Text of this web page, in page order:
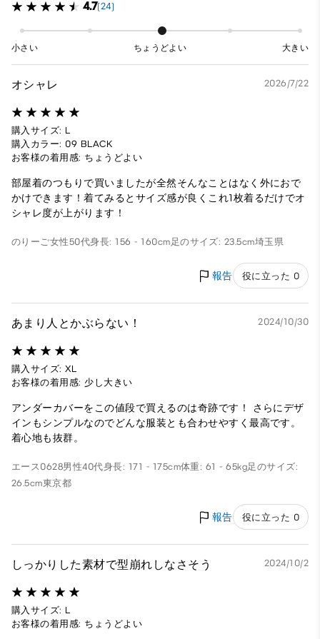
4.7(24)
小さい ちょうどよい 大きい
オシャレ 2026/7/22
購入サイズ: L
購入カラー: 09 BLACK
お客様の着用感: ちょうどよい
部屋着のつもりで買いましたが全然そんなことはなく外におで
かけできます！着てみるとサイズ感が良くこれ1枚着るだけでオ
シャレ度が上がります！
のりーご女性50代身長: 156 - 160cm足のサイズ: 23.5cm埼玉県
報告 役に立った 0
あまり人とかぶらない！ 2024/10/30
購入サイズ: XL
お客様の着用感: 少し大きい
アンダーカバーをこの値段で買えるのは奇跡です！ さらにデザ
インもシンプルなのでどんな服装とも合わせやすく最高です。
着心地も抜群。
エース0628男性40代身長: 171 - 175cm体重: 61 - 65kg足のサイズ:
26.5cm東京都
報告 役に立った 0
しっかりした素材で型崩れしなさそう 2024/10/2
購入サイズ: L
お客様の着用感: ちょうどよい